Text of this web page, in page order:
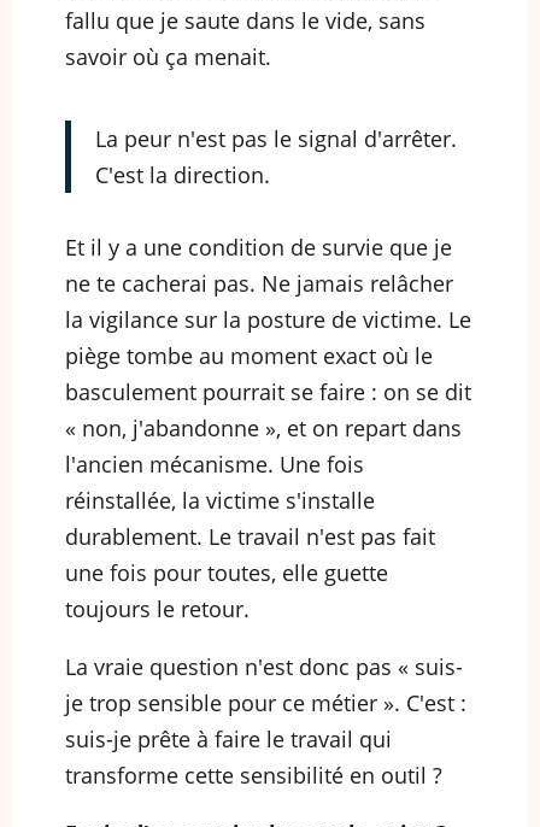
fallu que je saute dans le vide, sans
savoir où ça menait.
La peur n'est pas le signal d'arrêter.
C'est la direction.
Et il y a une condition de survie que je
ne te cacherai pas. Ne jamais relâcher
la vigilance sur la posture de victime. Le
piège tombe au moment exact où le
basculement pourrait se faire : on se dit
« non, j'abandonne », et on repart dans
l'ancien mécanisme. Une fois
réinstallée, la victime s'installe
durablement. Le travail n'est pas fait
une fois pour toutes, elle guette
toujours le retour.
La vraie question n'est donc pas « suis-
je trop sensible pour ce métier ». C'est :
suis-je prête à faire le travail qui
transforme cette sensibilité en outil ?